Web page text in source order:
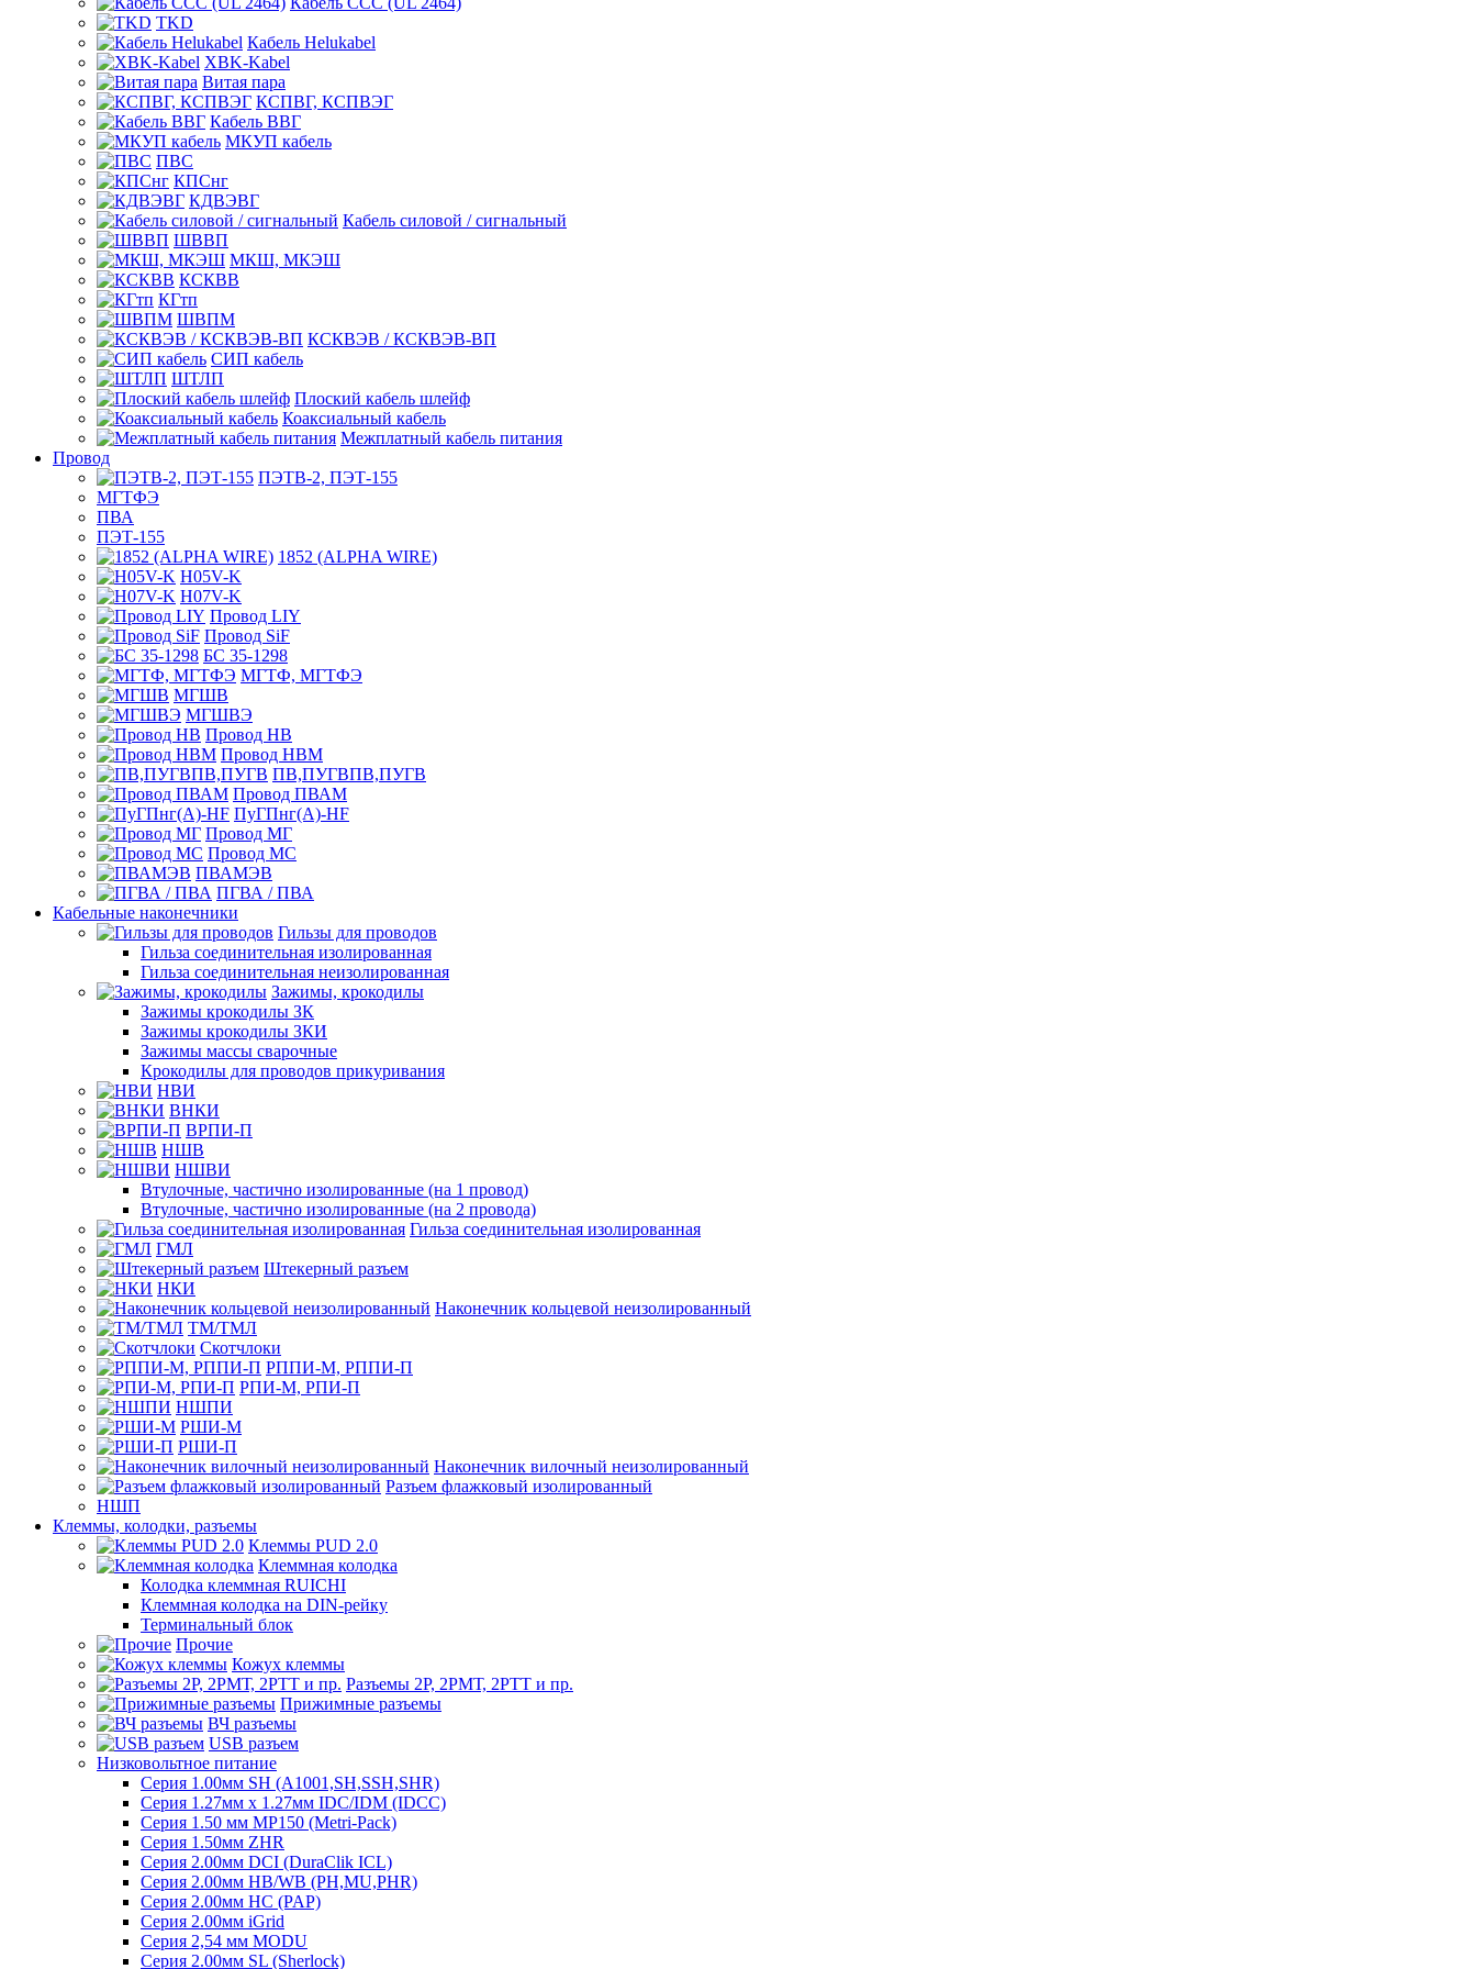
TKD
Кабель Helukabel
XBK-Kabel
Витая пара
КСПВГ, КСПВЭГ
Кабель ВВГ
МКУП кабель
ПВС
КПСнг
КДВЭВГ
Кабель силовой / сигнальный
ШВВП
МКШ, МКЭШ
КСКВВ
КГтп
ШВПМ
КСКВЭВ / КСКВЭВ-ВП
СИП кабель
ШТЛП
Плоский кабель шлейф
Коаксиальный кабель
Межплатный кабель питания
Провод
ПЭТВ-2, ПЭТ-155
МГТФЭ
ПВА
ПЭТ-155
1852 (ALPHA WIRE)
H05V-K
H07V-K
Провод LIY
Провод SiF
БС 35-1298
МГТФ, МГТФЭ
МГШВ
МГШВЭ
Провод НВ
Провод НВМ
ПВ,ПУГВПВ,ПУГВ
Провод ПВАМ
ПуГПнг(A)-HF
Провод МГ
Провод МС
ПВАМЭВ
ПГВА / ПВА
Кабельные наконечники
Гильзы для проводов
Гильза соединительная изолированная
Гильза соединительная неизолированная
Зажимы, крокодилы
Зажимы крокодилы ЗК
Зажимы крокодилы ЗКИ
Зажимы массы сварочные
Крокодилы для проводов прикуривания
НВИ
ВНКИ
ВРПИ-П
НШВ
НШВИ
Втулочные, частично изолированные (на 1 провод)
Втулочные, частично изолированные (на 2 провода)
Гильза соединительная изолированная
ГМЛ
Штекерный разъем
НКИ
Наконечник кольцевой неизолированный
ТМ/ТМЛ
Скотчлоки
РППИ-М, РППИ-П
РПИ-М, РПИ-П
НШПИ
РШИ-М
РШИ-П
Наконечник вилочный неизолированный
Разъем флажковый изолированный
НШП
Клеммы, колодки, разъемы
Клеммы PUD 2.0
Клеммная колодка
Колодка клеммная RUICHI
Клеммная колодка на DIN-рейку
Терминальный блок
Прочие
Кожух клеммы
Разъемы 2Р, 2РМТ, 2РТТ и пр.
Прижимные разъемы
ВЧ разъемы
USB разъем
Низковольтное питание
Серия 1.00мм SH (A1001,SH,SSH,SHR)
Серия 1.27мм x 1.27мм IDC/IDM (IDCC)
Серия 1.50 мм MP150 (Metri-Pack)
Серия 1.50мм ZHR
Серия 2.00мм DCI (DuraClik ICL)
Серия 2.00мм HB/WB (PH,MU,PHR)
Серия 2.00мм HC (PAP)
Серия 2.00мм iGrid
Серия 2,54 мм MODU
Серия 2.00мм SL (Sherlock)